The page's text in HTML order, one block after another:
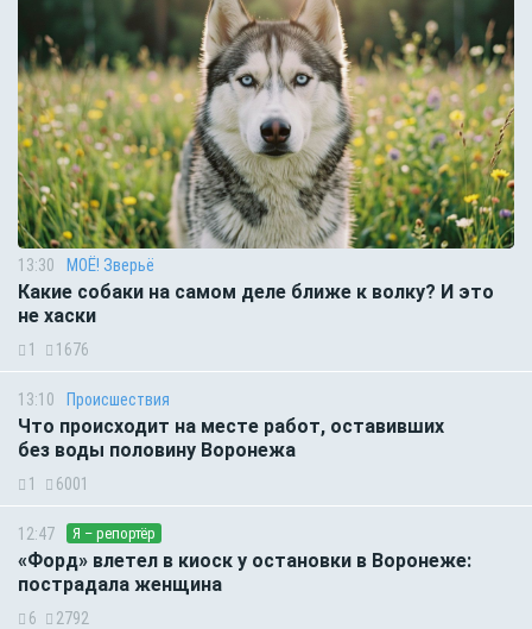
13:30 МОЁ! Зверьё
Какие собаки на самом деле ближе к волку? И это
не хаски
1 1676
13:10 Происшествия
Что происходит на месте работ, оставивших
без воды половину Воронежа
1 6001
12:47 Я – репортёр
«Форд» влетел в киоск у остановки в Воронеже:
пострадала женщина
6 2792